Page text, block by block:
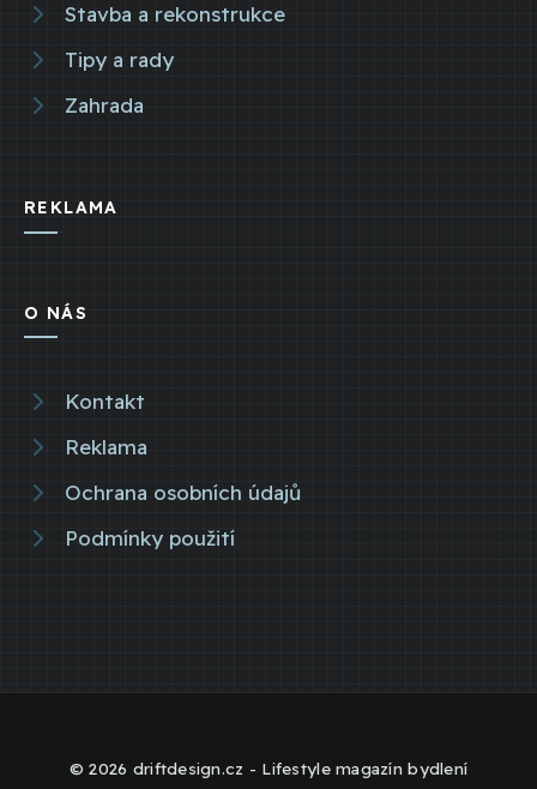
Stavba a rekonstrukce
Tipy a rady
Zahrada
REKLAMA
O NÁS
Kontakt
Reklama
Ochrana osobních údajů
Podmínky použití
© 2026 driftdesign.cz - Lifestyle magazín bydlení